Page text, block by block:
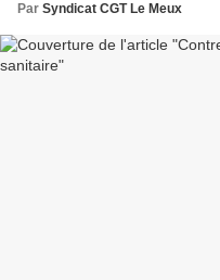
Par Syndicat CGT Le Meux